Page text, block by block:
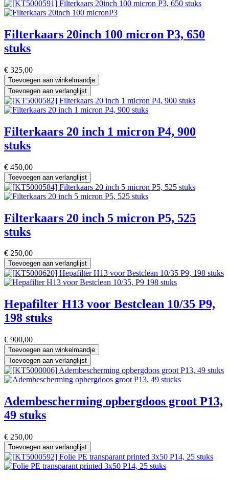
Filterkaars 20inch 100 micron P3, 650
stuks
€ 325,00
Toevoegen aan winkelmandje
Toevoegen aan verlanglijst
Filterkaars 20 inch 1 micron P4, 900
stuks
€ 450,00
Toevoegen aan verlanglijst
Filterkaars 20 inch 5 micron P5, 525
stuks
€ 250,00
Toevoegen aan verlanglijst
Hepafilter H13 voor Bestclean 10/35 P9,
198 stuks
€ 900,00
Toevoegen aan winkelmandje
Toevoegen aan verlanglijst
Adembescherming opbergdoos groot P13,
49 stuks
€ 250,00
Toevoegen aan verlanglijst